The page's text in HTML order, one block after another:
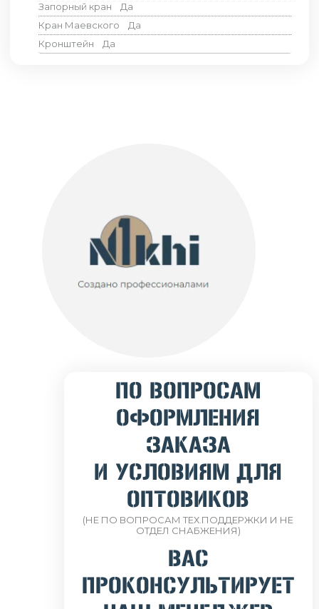
Запорный кран
Да
Кран Маевского
Да
Кронштейн
Да
ПО ВОПРОСАМ
ОФОРМЛЕНИЯ
ЗАКАЗА
И УСЛОВИЯМ ДЛЯ
ОПТОВИКОВ
(НЕ ПО ВОПРОСАМ ТЕХ.ПОДДЕРЖКИ И НЕ
ОТДЕЛ СНАБЖЕНИЯ)
ВАС
ПРОКОНСУЛЬТИРУЕТ